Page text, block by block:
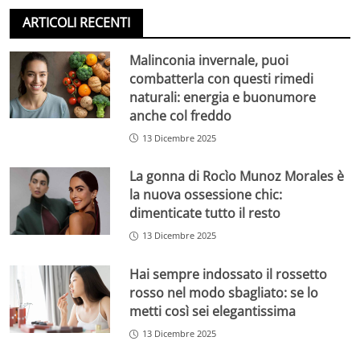
ARTICOLI RECENTI
Malinconia invernale, puoi
combatterla con questi rimedi
naturali: energia e buonumore
anche col freddo
13 Dicembre 2025
La gonna di Rocìo Munoz Morales è
la nuova ossessione chic:
dimenticate tutto il resto
13 Dicembre 2025
Hai sempre indossato il rossetto
rosso nel modo sbagliato: se lo
metti così sei elegantissima
13 Dicembre 2025